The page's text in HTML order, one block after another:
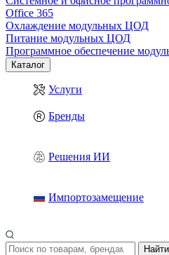
Office 365
Охлаждение модульных ЦОД
Питание модульных ЦОД
Программное обеспечение
Каталог
Услуги
Бренды
Решения ИИ
Импортозамещение
Найти